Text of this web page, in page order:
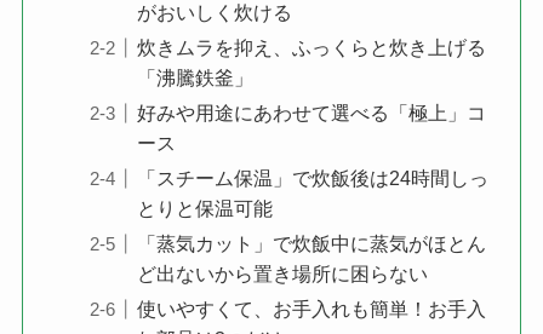
がおいしく炊ける
炊きムラを抑え、ふっくらと炊き上げる
「沸騰鉄釜」
好みや用途にあわせて選べる「極上」コ
ース
「スチーム保温」で炊飯後は24時間しっ
とりと保温可能
「蒸気カット」で炊飯中に蒸気がほとん
ど出ないから置き場所に困らない
使いやすくて、お手入れも簡単！お手入